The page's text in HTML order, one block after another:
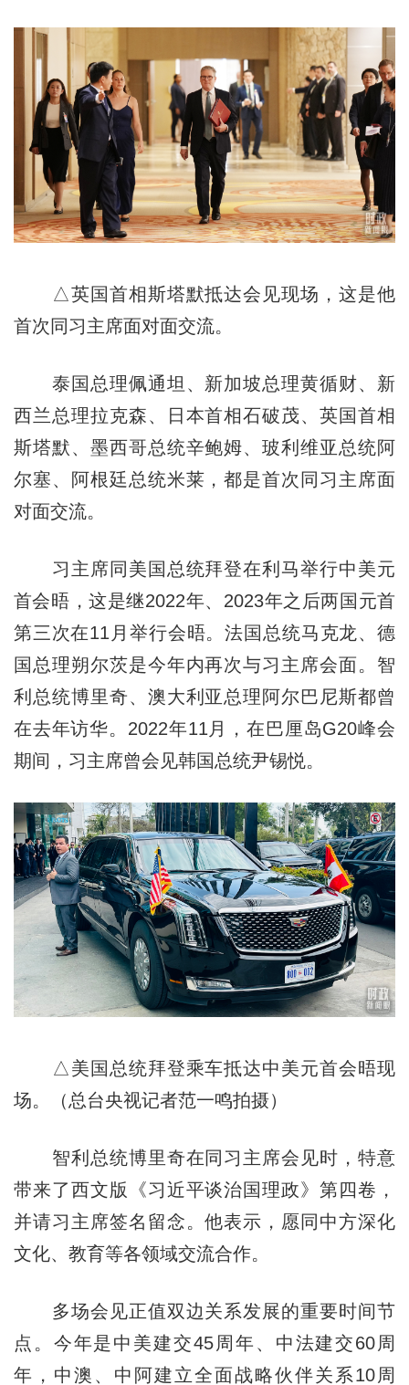
△英国首相斯塔默抵达会见现场，这是他
首次同习主席面对面交流。
泰国总理佩通坦、新加坡总理黄循财、新
西兰总理拉克森、日本首相石破茂、英国首相
斯塔默、墨西哥总统辛鲍姆、玻利维亚总统阿
尔塞、阿根廷总统米莱，都是首次同习主席面
对面交流。
习主席同美国总统拜登在利马举行中美元
首会晤，这是继2022年、2023年之后两国元首
第三次在11月举行会晤。法国总统马克龙、德
国总理朔尔茨是今年内再次与习主席会面。智
利总统博里奇、澳大利亚总理阿尔巴尼斯都曾
在去年访华。2022年11月，在巴厘岛G20峰会
期间，习主席曾会见韩国总统尹锡悦。
△美国总统拜登乘车抵达中美元首会晤现
场。（总台央视记者范一鸣拍摄）
智利总统博里奇在同习主席会见时，特意
带来了西文版《习近平谈治国理政》第四卷，
并请习主席签名留念。他表示，愿同中方深化
文化、教育等各领域交流合作。
多场会见正值双边关系发展的重要时间节
点。今年是中美建交45周年、中法建交60周
年，中澳、中阿建立全面战略伙伴关系10周